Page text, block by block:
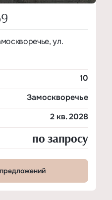
ул.
10
Замоскворечье
2 кв. 2028
по запросу